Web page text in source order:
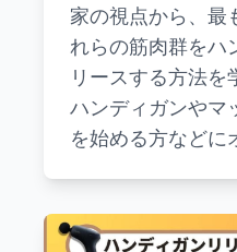
家の視点から、最
れらの筋肉群をハ
リースする方法を
ハンディガンやマ
を始める方などに